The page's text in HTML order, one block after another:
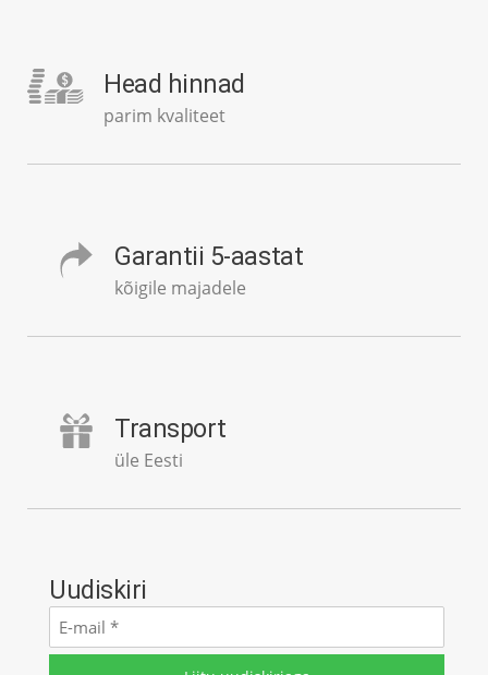
Head hinnad
parim kvaliteet
Garantii 5-aastat
kõigile majadele
Transport
üle Eesti
Uudiskiri
E-
mail